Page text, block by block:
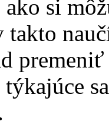
ako si
takto